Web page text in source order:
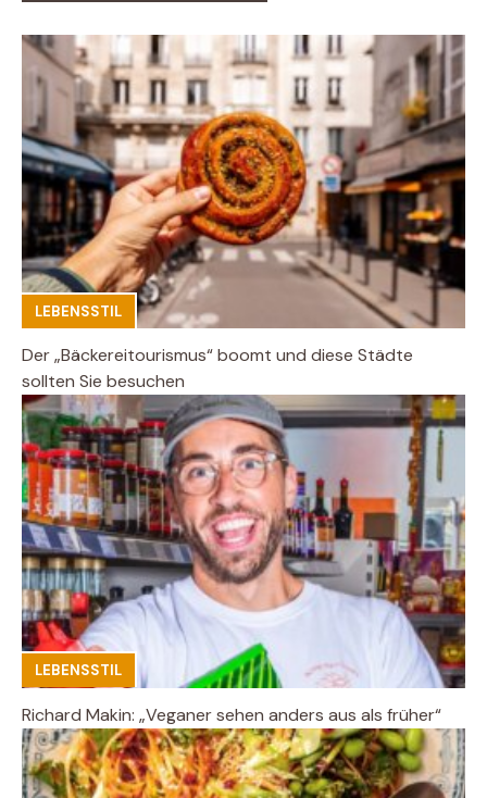
LEBENSSTIL
Der „Bäckereitourismus“ boomt und diese Städte
sollten Sie besuchen
LEBENSSTIL
Richard Makin: „Veganer sehen anders aus als früher“